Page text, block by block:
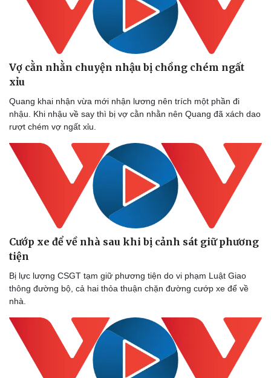
Sức khỏe
Dinh dưỡng - món ngon
Cây thuốc
Sản phụ khoa
Nhi khoa
Nam khoa
Nhà
Blog
Tình
Vợ cằn nhằn chuyện nhậu bị chồng chém ngất
xỉu
Quang khai nhận vừa mới nhận lương nên trích một phần đi
nhậu. Khi nhậu về say thì bị vợ cằn nhằn nên Quang đã xách dao
rượt chém vợ ngất xỉu.
Cướp xe để về nhà sau khi bị cảnh sát giữ phương
tiện
Bị lực lượng CSGT tạm giữ phương tiện do vi phạm Luật Giao
thông đường bộ, cả hai thỏa thuận chặn đường cướp xe để về
nhà.